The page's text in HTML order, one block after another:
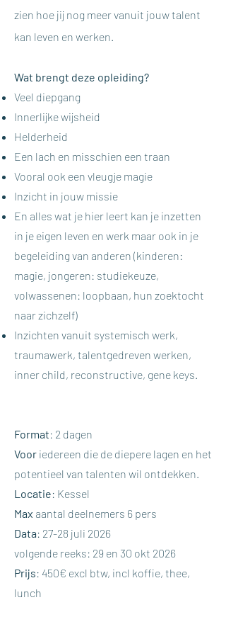
zien hoe jij nog meer vanuit jouw talent
kan leven en werken.
Wat brengt deze opleiding?
Veel diepgang
Innerlijke wijsheid
Helderheid
Een lach en misschien een traan
Vooral ook een vleugje magie
Inzicht in jouw missie
En alles wat je hier leert kan je inzetten
in je eigen leven en werk maar ook in je
begeleiding van anderen (kinderen:
magie, jongeren: studiekeuze,
volwassenen: loopbaan, hun zoektocht
naar zichzelf)
Inzichten vanuit systemisch werk,
traumawerk, talentgedreven werken,
inner child, reconstructive, gene keys.
Format: 2 dagen
Voor iedereen die de diepere lagen en het
potentieel van talenten wil ontdekken.
Locatie: Kessel
Max aantal deelnemers 6 pers
Data: 27-28 juli 2026
volgende reeks: 29 en 30 okt 2026
Prijs: 450€ excl btw, incl koffie, thee,
lunch​